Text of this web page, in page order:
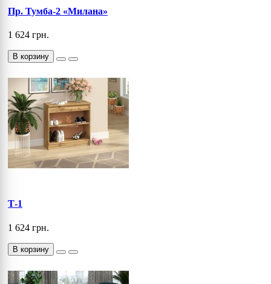
Пр. Тумба-2 «Милана»
1 624 грн.
В корзину
Т-1
1 624 грн.
В корзину